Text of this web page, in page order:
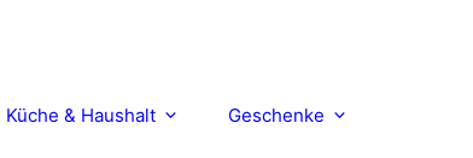
Küche & Haushalt Geschenke